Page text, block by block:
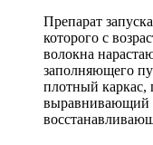
Препарат
которого с
волокна
заполняющего
плотный
выравнивающий